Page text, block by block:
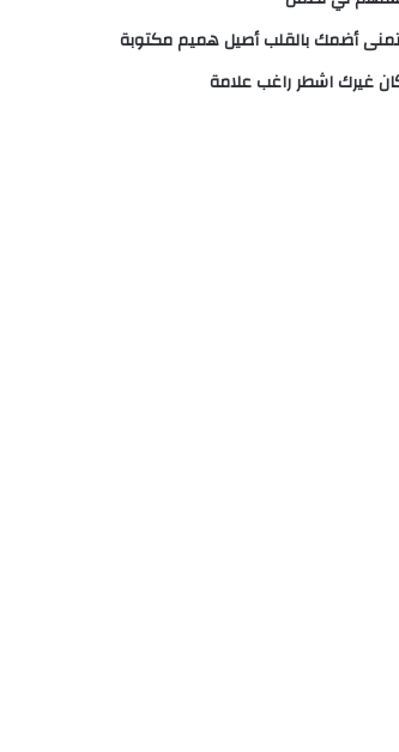
أضمك بالقلب أصيل هميم مكتوبة
غيرك اشطر راغب علامة